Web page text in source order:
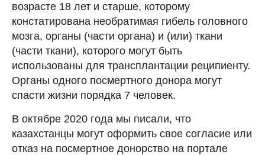
возрасте 18 лет и старше, которому
констатирована необратимая гибель головного
мозга, органы (части органа) и (или) ткани
(части ткани), которого могут быть
использованы для трансплантации реципиенту.
Органы одного посмертного донора могут
спасти жизни порядка 7 человек.
В октябре 2020 года мы писали, что
казахстанцы могут оформить свое согласие или
отказ на посмертное донорство на портале